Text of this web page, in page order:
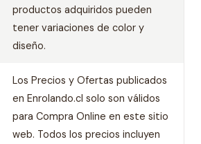
productos adquiridos pueden
tener variaciones de color y
diseño.
Los Precios y Ofertas publicados
en Enrolando.cl solo son válidos
para Compra Online en este sitio
web. Todos los precios incluyen